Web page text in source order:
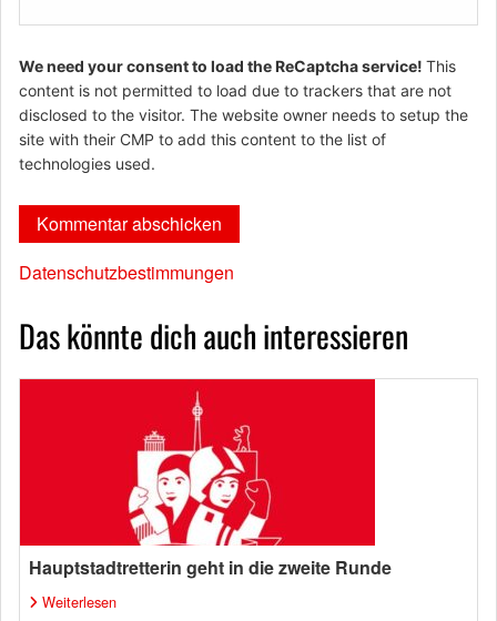
We need your consent to load the ReCaptcha service! This
content is not permitted to load due to trackers that are not
disclosed to the visitor. The website owner needs to setup the
site with their CMP to add this content to the list of
technologies used.
Datenschutzbestimmungen
Das könnte dich auch interessieren
Hauptstadtretterin geht in die zweite Runde
Weiterlesen